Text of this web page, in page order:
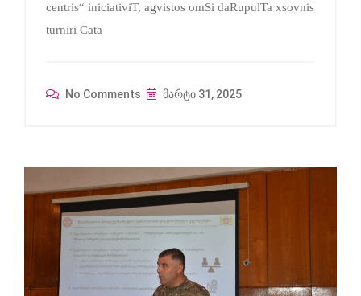
centris“ iniciativiT, agvistos omSi daRupulTa xsovnis
turniri Cata
No Comments მარტი 31, 2025